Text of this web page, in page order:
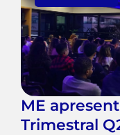
ME
Trimestral